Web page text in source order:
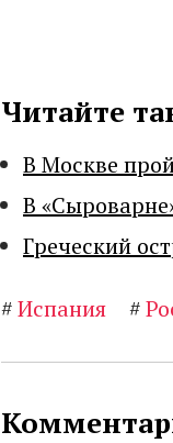
Читайте
В Москве
В
Греческий
#Испания #